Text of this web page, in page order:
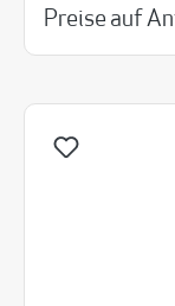
Preise auf